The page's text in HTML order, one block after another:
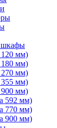
шкафы
120 мм)
180 мм)
270 мм)
355 мм)
900 мм)
592 мм)
770 мм)
900 мм)